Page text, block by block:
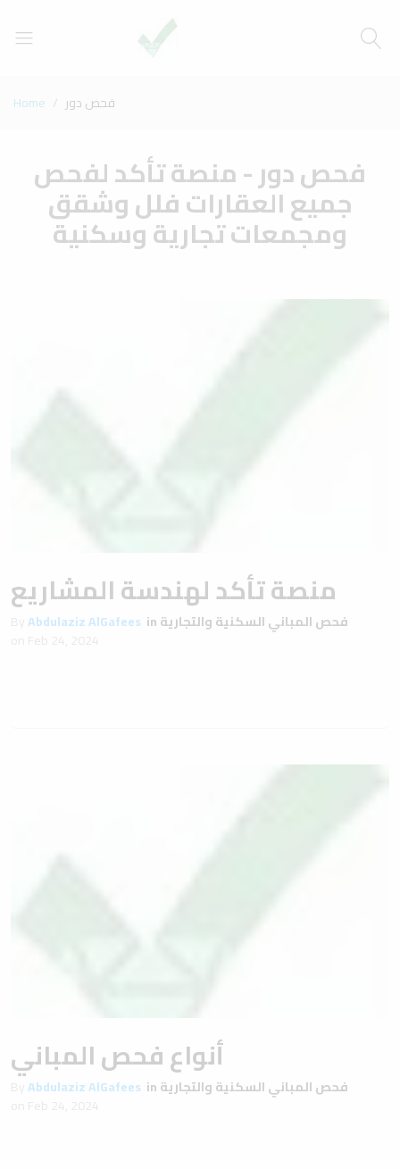
Home فحص دور
فحص دور - منصة تأكد لفحص
جميع العقارات فلل وشقق
ومجمعات تجارية وسكنية
منصة تأكد لهندسة المشاريع
Abdulaziz AlGafees inفحص المباني السكنية والتجارية
أنواع فحص المباني
Abdulaziz AlGafees inفحص المباني السكنية والتجارية